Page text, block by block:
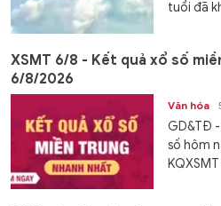
tuổi đã
XSMT 6/8 - Kết quả xổ số
6/8/2026
Văn hóa
GD&TĐ
số hôm